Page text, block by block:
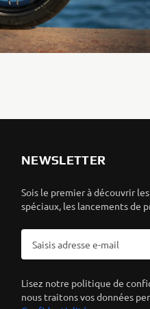
NEWSLETTER
Sois le premier à découvrir
spéciaux, les lancements de
Lisez notre politique de
nous traitons vos données